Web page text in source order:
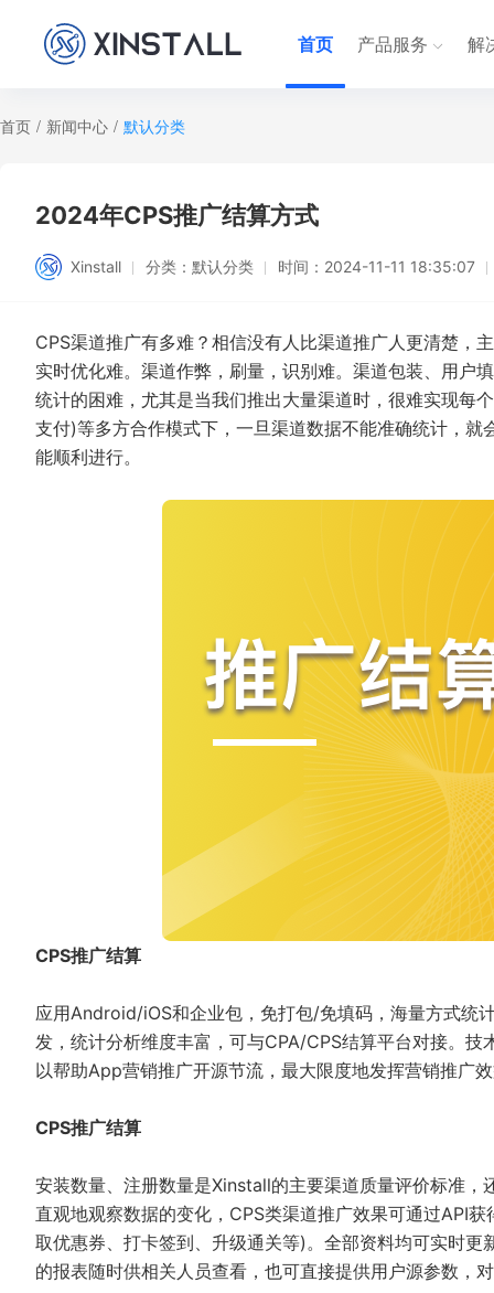
首页 产品服务 解
首页 / 新闻中心 / 默认分类
2024年CPS推广结算方式
Xinstall 分类： 默认分类 时间： 2024-11-11 18:35:07
CPS渠道推广有多难？相信没有人比渠道推广人更清楚，
实时优化难。渠道作弊，刷量，识别难。渠道包装、用户
统计的困难，尤其是当我们推出大量渠道时，很难实现每
支付)等多方合作模式下，一旦渠道数据不能准确统计，
能顺利进行。
CPS推广结算
应用Android/iOS和企业包，免打包/免填码，海量方式统
发，统计分析维度丰富，可与CPA/CPS结算平台对接。
以帮助App营销推广开源节流，最大限度地发挥营销推广
CPS推广结算
安装数量、注册数量是Xinstall的主要渠道质量评价标准，
直观地观察数据的变化，CPS类渠道推广效果可通过API
取优惠券、打卡签到、升级通关等)。全部资料均可实时
的报表随时供相关人员查看，也可直接提供用户源参数，